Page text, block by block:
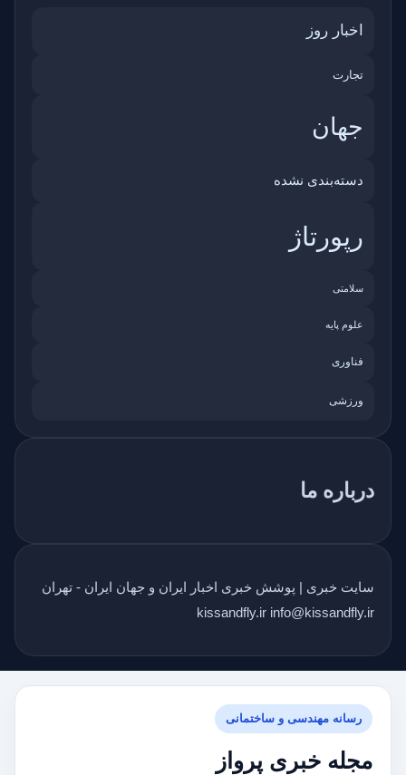
اخبار روز
تجارت
جهان
دسته‌بندی نشده
رپورتاژ
سلامتی
علوم پایه
فناوری
ورزشی
درباره ما
سایت خبری | پوشش خبری اخبار ایران و جهان ایران - تهران
kissandfly.ir info@kissandfly.ir
رسانه مهندسی و ساختمانی
مجله خبری پرواز